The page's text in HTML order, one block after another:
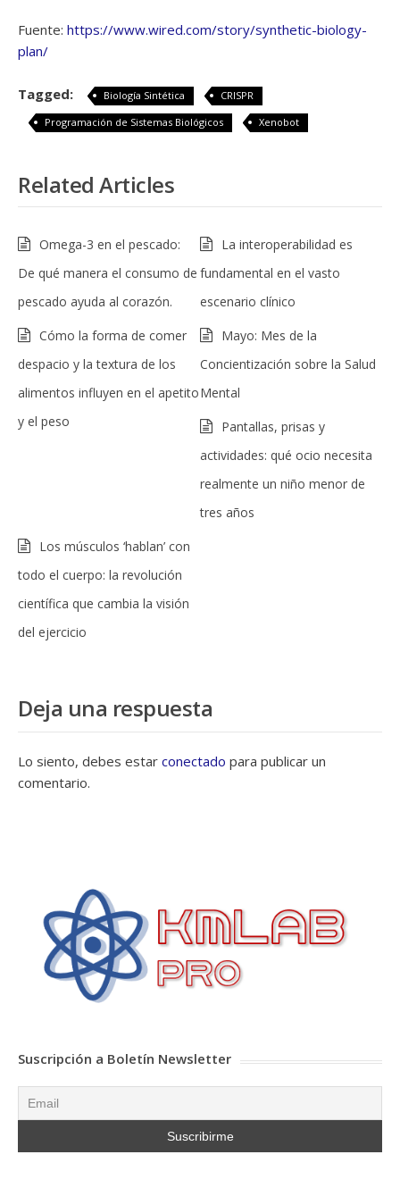
Fuente: https://www.wired.com/story/synthetic-biology-
plan/
Tagged: Biología Sintética
CRISPR
Programación de Sistemas Biológicos
Xenobot
Related Articles
Omega-3 en el pescado:
De qué manera el consumo de
pescado ayuda al corazón.
La interoperabilidad es
fundamental en el vasto
escenario clínico
Cómo la forma de comer
despacio y la textura de los
alimentos influyen en el apetito
y el peso
Mayo: Mes de la
Concientización sobre la Salud
Mental
Pantallas, prisas y
actividades: qué ocio necesita
realmente un niño menor de
tres años
Los músculos ‘hablan’ con
todo el cuerpo: la revolución
científica que cambia la visión
del ejercicio
Deja una respuesta
Lo siento, debes estar conectado para publicar un
comentario.
Suscripción a Boletín Newsletter